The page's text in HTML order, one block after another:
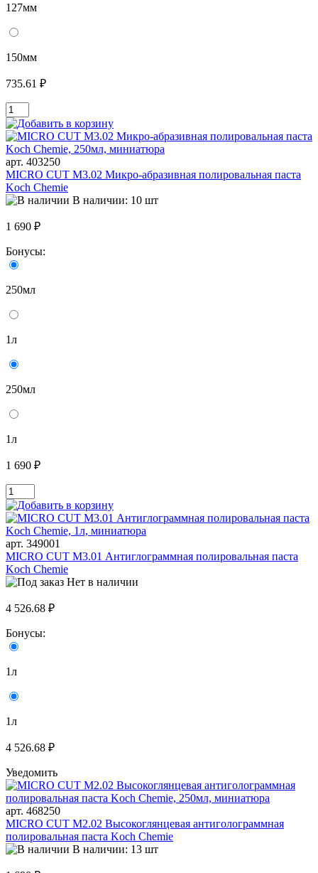
127мм
150мм
735.61 ₽
арт. 403250
MICRO CUT M3.02 Микро-абразивная полировальная паста
Koch Chemie
В наличии: 10 шт
1 690 ₽
Бонусы:
250мл
1л
250мл
1л
1 690 ₽
арт. 349001
MICRO CUT M3.01 Антиглограммная полировальная паста
Koch Chemie
Нет в наличии
4 526.68 ₽
Бонусы:
1л
1л
4 526.68 ₽
Уведомить
арт. 468250
MICRO CUT M2.02 Высокоглянцевая антиголограммная
полировальная паста Koch Chemie
В наличии: 13 шт